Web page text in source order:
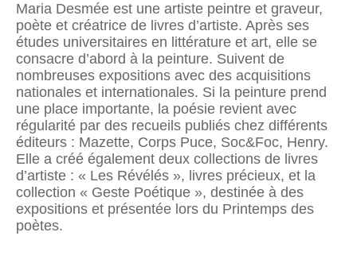
Maria Desmée est une artiste peintre et graveur,
poète et créatrice de livres d’artiste. Après ses
études universitaires en littérature et art, elle se
consacre d’abord à la peinture. Suivent de
nombreuses expositions avec des acquisitions
nationales et internationales. Si la peinture prend
une place importante, la poésie revient avec
régularité par des recueils publiés chez différents
éditeurs : Mazette, Corps Puce, Soc&Foc, Henry.
Elle a créé également deux collections de livres
d’artiste : « Les Révélés », livres précieux, et la
collection « Geste Poétique », destinée à des
expositions et présentée lors du Printemps des
poètes.